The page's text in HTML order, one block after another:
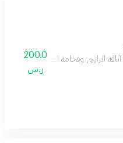
أناقة الرازجي وفخامة العود، نطلق عطر
200.0
ر.س